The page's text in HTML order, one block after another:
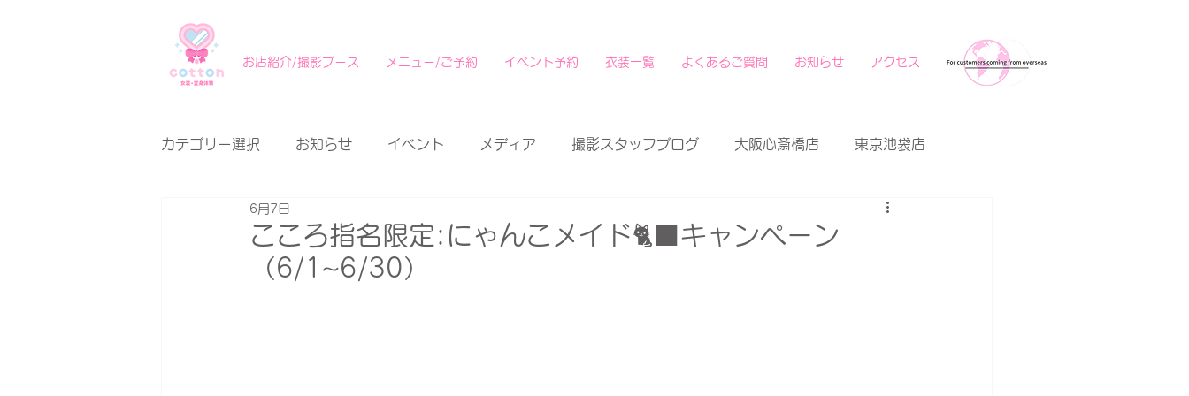
お店紹介/撮影ブース メニュー/ご予約 イベント予約 衣装一覧 よくあるご質問 お知らせ アクセス
カテゴリー選択 お知らせ イベント メディア 撮影スタッフブログ 大阪心斎橋店 東京池袋店
こころ指名限定:にゃんこメイド🐈‍⬛キャンペーン
（6/1~6/30）
6月7日